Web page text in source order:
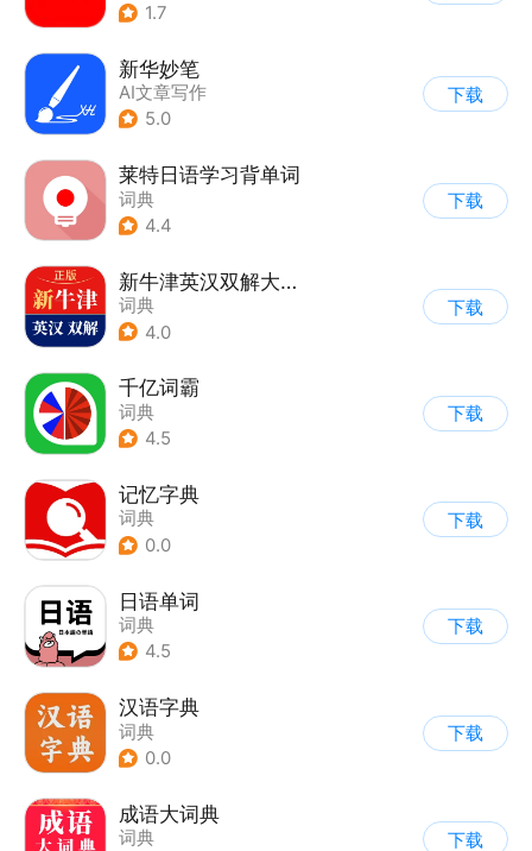
1.7
新华妙笔
AI文章写作
5.0
下载
莱特日语学习背单词
词典
4.4
下载
新牛津英汉双解大词典
词典
4.0
下载
千亿词霸
词典
4.5
下载
记忆字典
词典
0.0
下载
日语单词
词典
4.5
下载
汉语字典
词典
0.0
下载
成语大词典
词典
下载